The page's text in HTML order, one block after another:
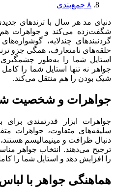
۸ جمع‌بندی
دنیای مد هر سال با ترندهای
شگفت‌زده می‌کند و جواهرات هم
گردنبندهای چندلایه،
حلقه‌های نامتعارف، همگی جزو
استایل شما را به‌طور
جواهر نه تنها استایل شما را
شیک بودن را هم منتقل می‌کند.
جواهرات و شخصیت
جواهرات ابزار قدرتمندی
سلیقه‌های متفاوت، جواهرات
دنبال ظرافت و مینیمالیسم
ترجیح می‌دهند. انتخاب جواهر
را افزایش دهد و استایل شما را
هماهنگی جواهر با